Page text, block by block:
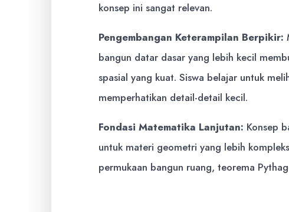
konsep ini sangat relevan.
Pengembangan Keterampilan Berpikir:
bangun datar dasar yang lebih kecil
spasial yang kuat. Siswa belajar untuk
memperhatikan detail-detail kecil.
Fondasi Matematika Lanjutan: Konsep
untuk materi geometri yang lebih
permukaan bangun ruang, teorema